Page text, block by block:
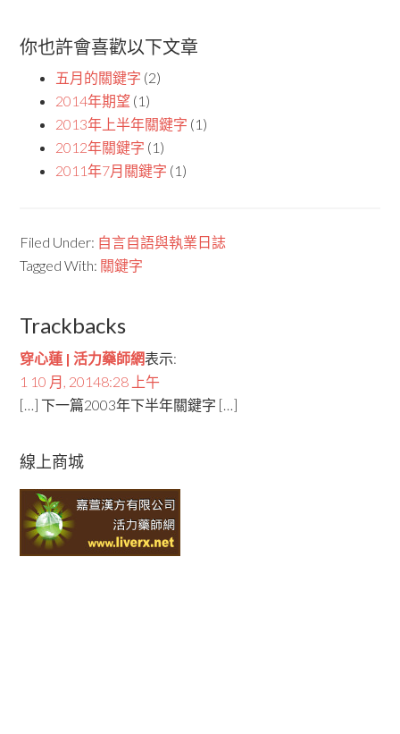
你也許會喜歡以下文章
五月的關鍵字 (2)
2014年期望 (1)
2013年上半年關鍵字 (1)
2012年關鍵字 (1)
2011年7月關鍵字 (1)
Filed Under: 自言自語與執業日誌
Tagged With: 關鍵字
Trackbacks
穿心蓮 | 活力藥師網表示:
1 10 月, 20148:28 上午
[…] 下一篇2003年下半年關鍵字 […]
線上商城